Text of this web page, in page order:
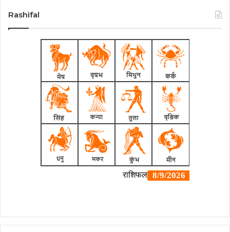
Rashifal